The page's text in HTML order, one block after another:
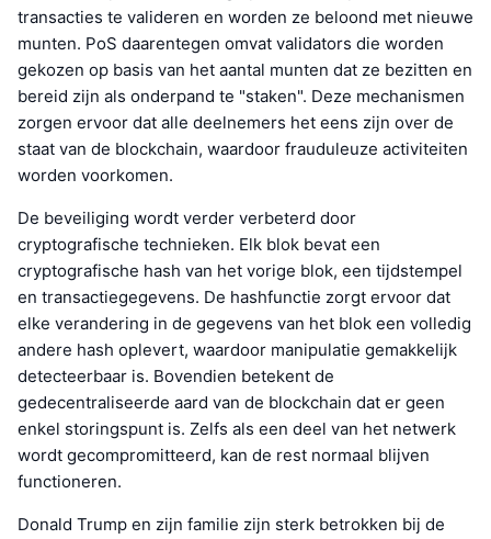
transacties te valideren en worden ze beloond met nieuwe
munten. PoS daarentegen omvat validators die worden
gekozen op basis van het aantal munten dat ze bezitten en
bereid zijn als onderpand te "staken". Deze mechanismen
zorgen ervoor dat alle deelnemers het eens zijn over de
staat van de blockchain, waardoor frauduleuze activiteiten
worden voorkomen.
De beveiliging wordt verder verbeterd door
cryptografische technieken. Elk blok bevat een
cryptografische hash van het vorige blok, een tijdstempel
en transactiegegevens. De hashfunctie zorgt ervoor dat
elke verandering in de gegevens van het blok een volledig
andere hash oplevert, waardoor manipulatie gemakkelijk
detecteerbaar is. Bovendien betekent de
gedecentraliseerde aard van de blockchain dat er geen
enkel storingspunt is. Zelfs als een deel van het netwerk
wordt gecompromitteerd, kan de rest normaal blijven
functioneren.
Donald Trump en zijn familie zijn sterk betrokken bij de